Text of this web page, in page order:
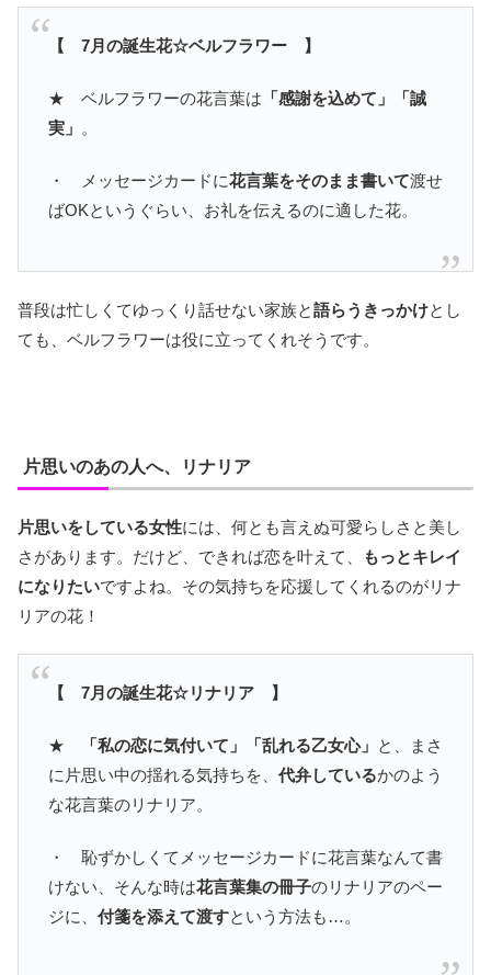
【 7月の誕生花☆ベルフラワー 】
★ ベルフラワーの花言葉は 「感謝を込めて」「誠
実」 。
・ メッセージカードに花言葉をそのまま書いて渡せ
ばOKというぐらい、お礼を伝えるのに適した花。
普段は忙しくてゆっくり話せない家族と語らうきっかけとし
ても、ベルフラワーは役に立ってくれそうです。
片思いのあの人へ、リナリア
片思いをしている女性には、何とも言えぬ可愛らしさと美し
さがあります。だけど、できれば恋を叶えて、
もっとキレイ
になりたいですよね。その気持ちを応援してくれるのがリナ
リアの花！
【 7月の誕生花☆リナリア 】
★ 「私の恋に気付いて」「乱れる乙女心」 と、まさ
に片思い中の揺れる気持ちを、 代弁しているかのよう
な花言葉のリナリア。
・ 恥ずかしくてメッセージカードに花言葉なんて書
けない、そんな時は花言葉集の冊子のリナリアのペー
ジに、 付箋を添えて渡すという方法も…。